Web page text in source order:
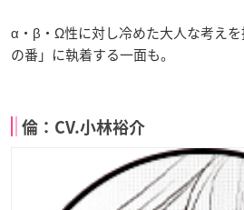
α・β・Ω性に対し冷めた大人な考え
の番」に執着する一面も。
倫：CV.小林裕介